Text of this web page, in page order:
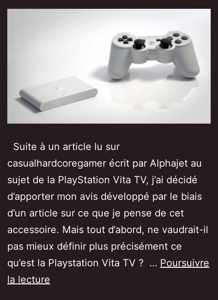
Suite à un article lu sur
casualhardcoregamer écrit par Alphajet au
sujet de la PlayStation Vita TV, j’ai décidé
d’apporter mon avis développé par le biais
d’un article sur ce que je pense de cet
accessoire. Mais tout d’abord, ne vaudrait-il
pas mieux définir plus précisément ce
qu’est la Playstation Vita TV ? … Poursuivre
la lecture